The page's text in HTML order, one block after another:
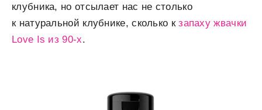
клубника, но отсылает нас не столько
к натуральной клубнике, сколько кзапаху жвачки
Love Is из 90-х.